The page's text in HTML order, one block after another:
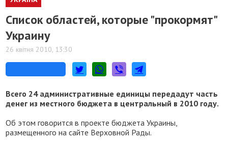
Список областей, которые "прокормят"
Украину
26 квітня 2010, 13:30
Всего 24 административные единицы передадут часть
денег из местного бюджета в центральный в 2010 году.
Об этом говорится в проекте бюджета Украины,
размещенного на сайте Верховной Рады.